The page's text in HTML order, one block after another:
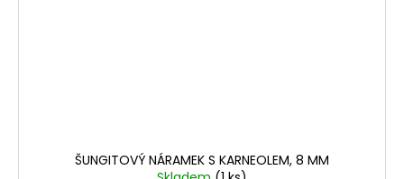
ŠUNGITOVÝ NÁRAMEK S KARNEOLEM, 8 MM